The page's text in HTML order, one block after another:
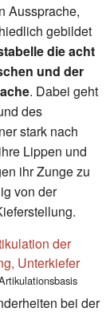
Aussprache,
gebildet
die acht
und der
. Dabei geht
des
stark nach
Lippen und
ihr Zunge zu
von der
bei der